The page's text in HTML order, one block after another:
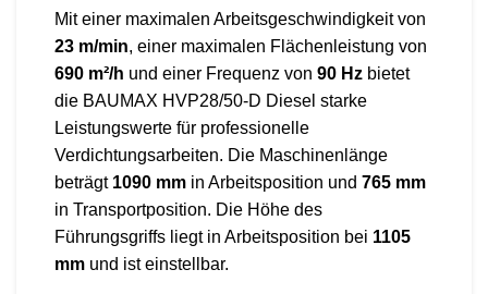
Mit einer maximalen Arbeitsgeschwindigkeit von
23 m/min, einer maximalen Flächenleistung von
690 m²/h und einer Frequenz von 90 Hz bietet
die BAUMAX HVP28/50-D Diesel starke
Leistungswerte für professionelle
Verdichtungsarbeiten. Die Maschinenlänge
beträgt 1090 mm in Arbeitsposition und 765 mm
in Transportposition. Die Höhe des
Führungsgriffs liegt in Arbeitsposition bei 1105
mm und ist einstellbar.